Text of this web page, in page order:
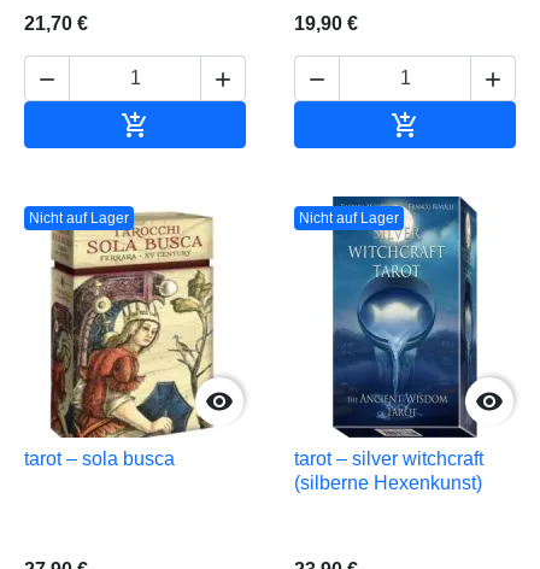
21,70 €
 

19,90 €
 

Nicht auf Lager

tarot – sola busca
Nicht auf Lager

tarot – silver witchcraft
(silberne Hexenkunst)